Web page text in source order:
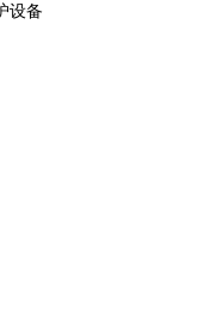
设备